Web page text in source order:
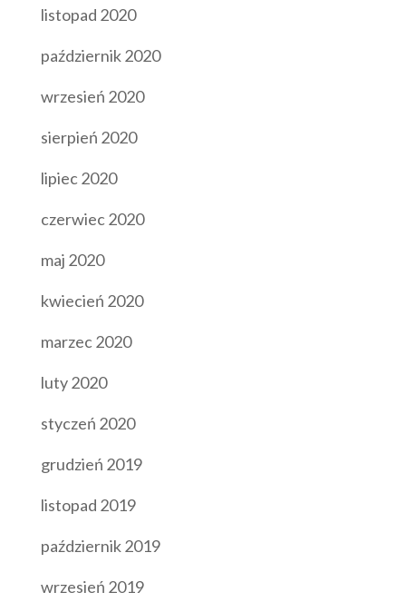
listopad 2020
październik 2020
wrzesień 2020
sierpień 2020
lipiec 2020
czerwiec 2020
maj 2020
kwiecień 2020
marzec 2020
luty 2020
styczeń 2020
grudzień 2019
listopad 2019
październik 2019
wrzesień 2019